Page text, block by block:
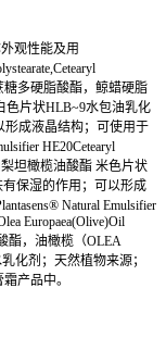
观性能及用
糖多硬脂酸酯，鲸蜡硬脂
色片状HLB~9水包油乳化
成液晶结构；可使用于
HE20Cetearyl
梨坦橄榄油酸酯 米色片状
保湿的作用；可以形成
Natural Emulsifier
Europaea(Olive)Oil
酯，油橄榄（OLEA
化剂；天然植物来源；
产品中。